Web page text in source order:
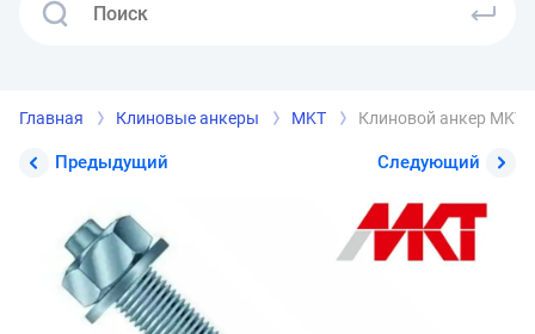
Главная Клиновые анкеры MKT Клиновой анкер MKT
Предыдущий Следующий